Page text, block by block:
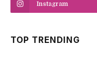
Instagram
TOP TRENDING